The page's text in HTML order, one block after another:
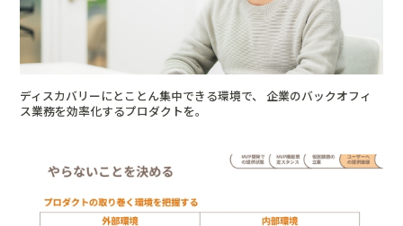
ディスカバリーにとことん集中できる環境で、 企業のバックオフィ
ス業務を効率化するプロダクトを。